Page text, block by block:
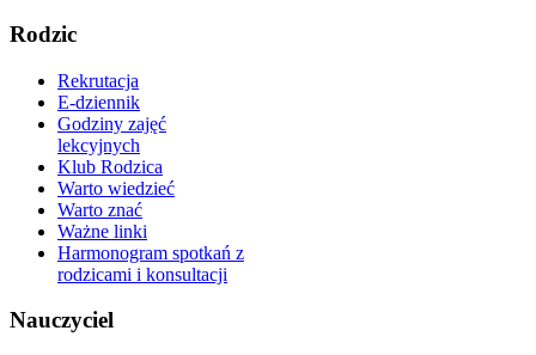
Rodzic
Rekrutacja
E-dziennik
Godziny zajęć
lekcyjnych
Klub Rodzica
Warto wiedzieć
Warto znać
Ważne linki
Harmonogram spotkań z
rodzicami i konsultacji
Nauczyciel